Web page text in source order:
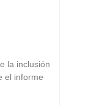
la inclusión
el informe